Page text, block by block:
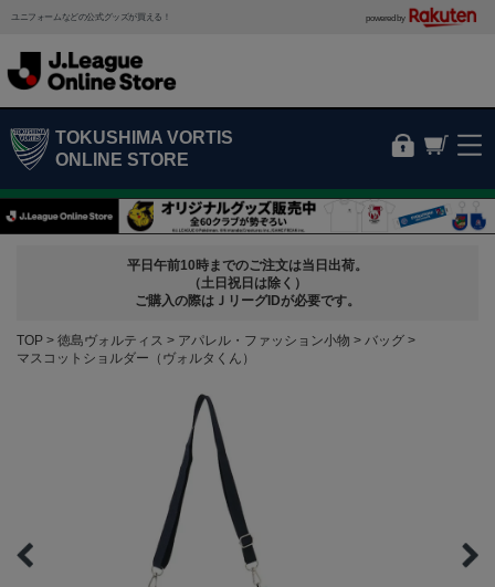
ユニフォームなどの公式グッズが買える！ powered by
TOKUSHIMA VORTIS
ONLINE STORE
平日午前10時までのご注文は当日出荷。
（土日祝日は除く）
ご購入の際はＪリーグIDが必要です。
TOP 徳島ヴォルティス アパレル・ファッション小物
バッグ
マスコットショルダー（ヴォルタくん）